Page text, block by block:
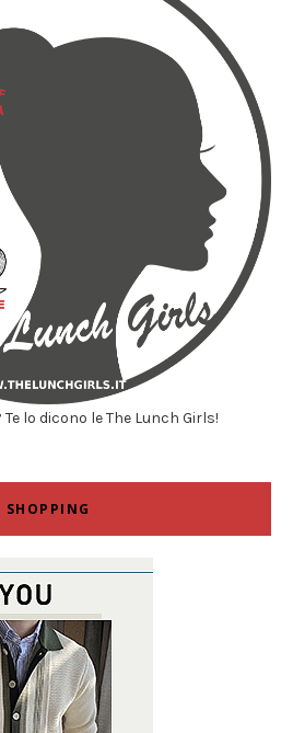
lo dicono le The Lunch Girls!
SHOPPING